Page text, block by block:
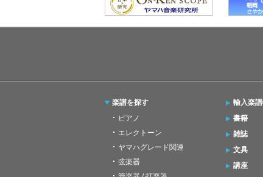
楽譜を探す
ピアノ
エレクトーン
ヤマハグレード関連
弦楽器
輸入楽
書籍
雑誌
文具
講座